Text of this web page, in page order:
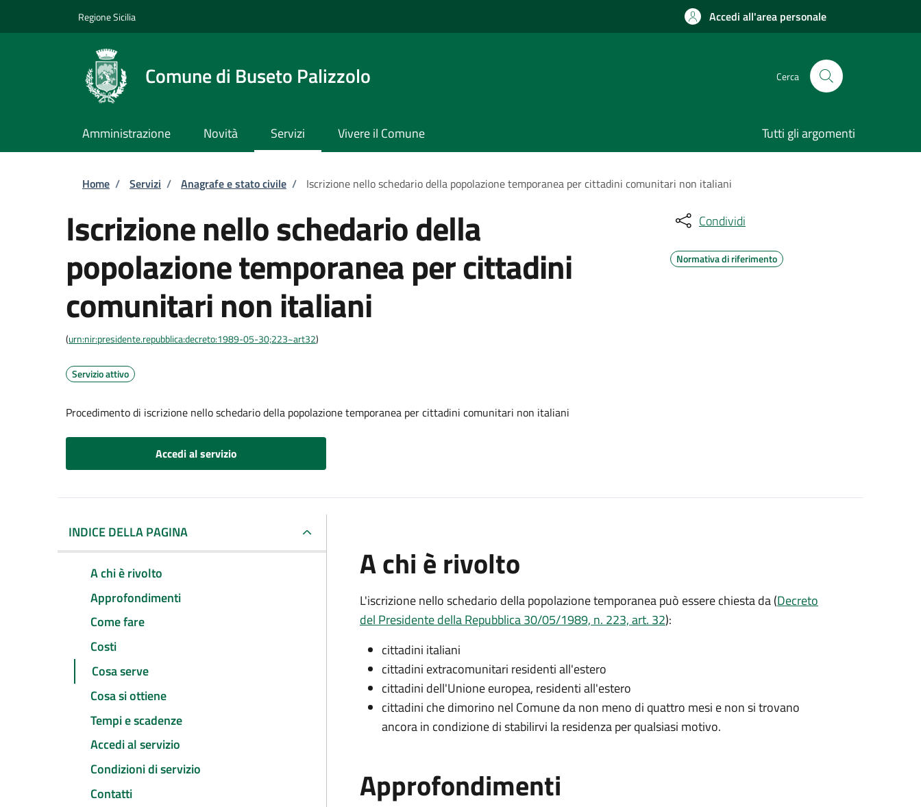
Regione Sicilia Accedi all'area personale
Comune di Buseto Palizzolo Cerca
Amministrazione Novità Servizi Vivere il Comune Tutti gli argomenti
Briciole di pane
Home / Servizi / Anagrafe e stato civile / Iscrizione nello schedario della popolazione temporanea per cittadini comunitari non italiani
Iscrizione nello schedario della
popolazione temporanea per cittadini
comunitari non italiani
(urn:nir:presidente.repubblica:decreto:1989-05-30;223~art32)
Servizio attivo
Procedimento di iscrizione nello schedario della popolazione temporanea per cittadini comunitari non italiani
Accedi al servizio
Condividi
Normativa di riferimento
INDICE DELLA PAGINA
A chi è rivolto
Approfondimenti
Come fare
Costi
Cosa serve
Cosa si ottiene
Tempi e scadenze
Accedi al servizio
Condizioni di servizio
Contatti
A chi è rivolto
L'iscrizione nello schedario della popolazione temporanea può essere chiesta da (Decreto
del Presidente della Repubblica 30/05/1989, n. 223, art. 32):
cittadini italiani
cittadini extracomunitari residenti all'estero
cittadini dell'Unione europea, residenti all'estero
cittadini che dimorino nel Comune da non meno di quattro mesi e non si trovano
ancora in condizione di stabilirvi la residenza per qualsiasi motivo.
Approfondimenti